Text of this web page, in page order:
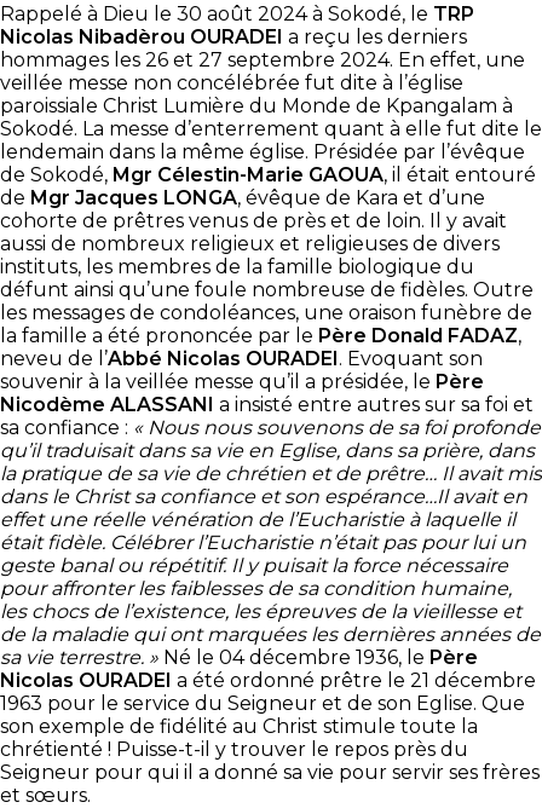
Rappelé à Dieu le 30 août 2024 à Sokodé, le TRP
Nicolas Nibadèrou OURADEI a reçu les derniers
hommages les 26 et 27 septembre 2024. En effet, une
veillée messe non concélébrée fut dite à l’église
paroissiale Christ Lumière du Monde de Kpangalam à
Sokodé. La messe d’enterrement quant à elle fut dite le
lendemain dans la même église. Présidée par l’évêque
de Sokodé, Mgr Célestin-Marie GAOUA, il était entouré
de Mgr Jacques LONGA, évêque de Kara et d’une
cohorte de prêtres venus de près et de loin. Il y avait
aussi de nombreux religieux et religieuses de divers
instituts, les membres de la famille biologique du
défunt ainsi qu’une foule nombreuse de fidèles. Outre
les messages de condoléances, une oraison funèbre de
la famille a été prononcée par le Père Donald FADAZ,
neveu de l’Abbé Nicolas OURADEI. Evoquant son
souvenir à la veillée messe qu’il a présidée, le Père
Nicodème ALASSANI a insisté entre autres sur sa foi et
sa confiance : « Nous nous souvenons de sa foi profonde
qu’il traduisait dans sa vie en Eglise, dans sa prière, dans
la pratique de sa vie de chrétien et de prêtre… Il avait mis
dans le Christ sa confiance et son espérance…Il avait en
effet une réelle vénération de l’Eucharistie à laquelle il
était fidèle. Célébrer l’Eucharistie n’était pas pour lui un
geste banal ou répétitif. Il y puisait la force nécessaire
pour affronter les faiblesses de sa condition humaine,
les chocs de l’existence, les épreuves de la vieillesse et
de la maladie qui ont marquées les dernières années de
sa vie terrestre. » Né le 04 décembre 1936, le Père
Nicolas OURADEI a été ordonné prêtre le 21 décembre
1963 pour le service du Seigneur et de son Eglise. Que
son exemple de fidélité au Christ stimule toute la
chrétienté ! Puisse-t-il y trouver le repos près du
Seigneur pour qui il a donné sa vie pour servir ses frères
et sœurs.